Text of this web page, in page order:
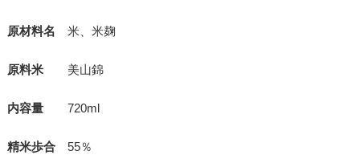
原材料名 米、米麹
原料米美山錦
内容量720ml
精米歩合55％